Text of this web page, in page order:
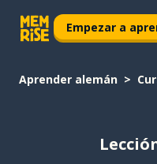
Empezar a
Aprender alemán